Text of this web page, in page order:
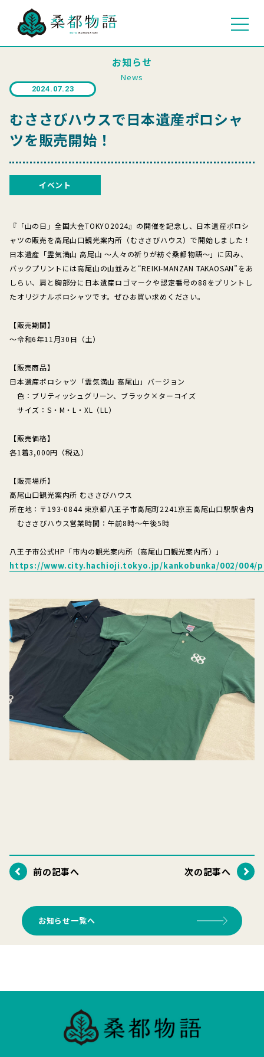
お知らせ
News
2024.07.23
むささびハウスで日本遺産ポロシャ
ツを販売開始！
イベント
『「山の日」全国大会TOKYO2024』の開催を記念し、日本遺産ポロシ
ャツの販売を高尾山口観光案内所（むささびハウス）で開始しました！
日本遺産「霊気満山 高尾山 ～人々の祈りが紡ぐ桑都物語～」に因み、
バックプリントには高尾山の山並みと“REIKI-MANZAN TAKAOSAN”をあ
しらい、肩と胸部分に日本遺産ロゴマークや認定番号の88をプリントし
たオリジナルポロシャツです。ぜひお買い求めください。
【販売期間】
～令和6年11月30日（土）
【販売商品】
日本遺産ポロシャツ「霊気満山 高尾山」バージョン
色：ブリティッシュグリーン、ブラック×ターコイズ
サイズ：S・M・L・XL（LL）
【販売価格】
各1着3,000円（税込）
【販売場所】
高尾山口観光案内所 むささびハウス
所在地：〒193-0844 東京都八王子市高尾町2241京王高尾山口駅駅舎内
むささびハウス営業時間：午前8時～午後5時
八王子市公式HP「市内の観光案内所（高尾山口観光案内所）」
https://www.city.hachioji.tokyo.jp/kankobunka/002/004/
前の記事へ 次の記事へ
お知らせ一覧へ